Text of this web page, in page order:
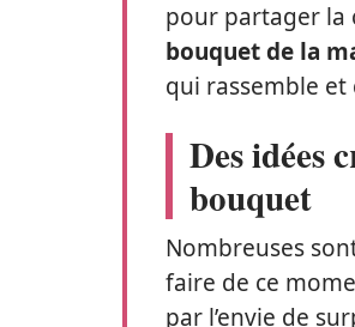
pour partager la
bouquet de la
qui rassemble et
Des idées
bouquet
Nombreuses
faire de ce
par l’envie de